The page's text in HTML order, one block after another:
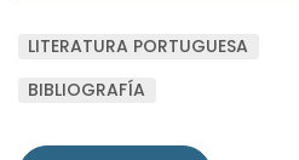
LITERATURA PORTUGUESA
BIBLIOGRAFÍA